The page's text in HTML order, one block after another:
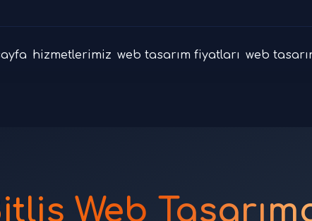
hizmetlerimiz web tasarım fiyatları web
Web